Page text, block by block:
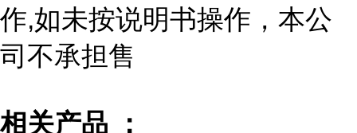
作,如未按说明书操作，本公
司不承担售
相关产品 ：